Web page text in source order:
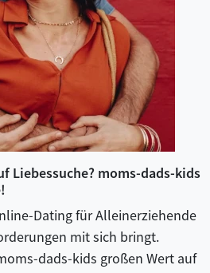
Liebessuche? moms-dads-kids
Dating für Alleinerziehende
mit sich bringt.
dads-kids großen Wert auf